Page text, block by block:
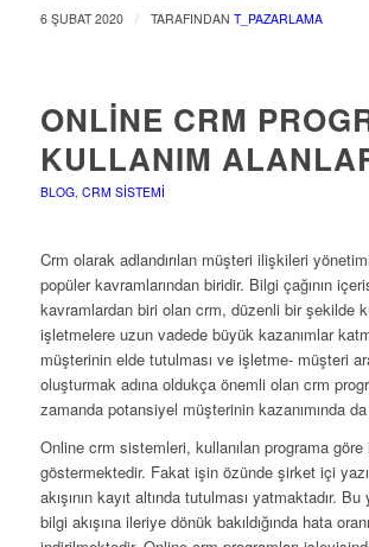
6 ŞUBAT 2020 / TARAFINDAN T_PAZARLAMA
ONLINE CRM
KULLANIM
BLOG, CRM SISTEMI
Crm olarak adlandırılan müşteri ilişkileri
popüler kavramlarından biridir. Bilgi çağının
kavramlardan biri olan crm, düzenli bir şekilde
işletmelere uzun vadede büyük kazanımlar
müşterinin elde tutulması ve işletme- müşteri
oluşturmak adına oldukça önemli olan crm
zamanda potansiyel müşterinin kazanımında
Online crm sistemleri, kullanılan programa göre
göstermektedir. Fakat işin özünde şirket içi
akışının kayıt altında tutulması yatmaktadır.
bilgi akışına ileriye dönük bakıldığında hata